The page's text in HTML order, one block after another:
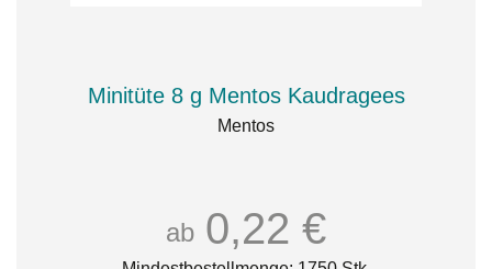
Minitüte 8 g Mentos Kaudragees
Mentos
ab 0,22 €